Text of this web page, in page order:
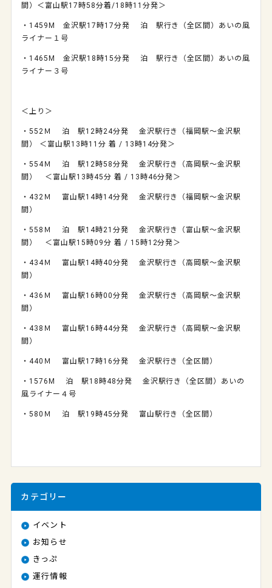
間）＜富山駅17時58分着/18時11分発＞
・1459M 金沢駅17時17分発 泊 駅行き（全区間）あいの風
ライナー１号
・1465M 金沢駅18時15分発 泊 駅行き（全区間）あいの風
ライナー３号
＜上り＞
・552Ｍ 泊 駅12時24分発 金沢駅行き（福岡駅～金沢駅
間） ＜富山駅13時11分 着 / 13時14分発＞
・554Ｍ 泊 駅12時58分発 金沢駅行き（高岡駅～金沢駅
間） ＜富山駅13時45分 着 / 13時46分発＞
・432Ｍ 富山駅14時14分発 金沢駅行き（福岡駅～金沢駅
間）
・558Ｍ 泊 駅14時21分発 金沢駅行き（富山駅～金沢駅
間） ＜富山駅15時09分 着 / 15時12分発＞
・434Ｍ 富山駅14時40分発 金沢駅行き（高岡駅～金沢駅
間）
・436Ｍ 富山駅16時00分発 金沢駅行き（高岡駅～金沢駅
間）
・438Ｍ 富山駅16時44分発 金沢駅行き（高岡駅～金沢駅
間）
・440Ｍ 富山駅17時16分発 金沢駅行き（全区間）
・1576M 泊 駅18時48分発 金沢駅行き（全区間）あいの
風ライナー４号
・580Ｍ 泊 駅19時45分発 富山駅行き（全区間）
カテゴリー
イベント
お知らせ
きっぷ
運行情報